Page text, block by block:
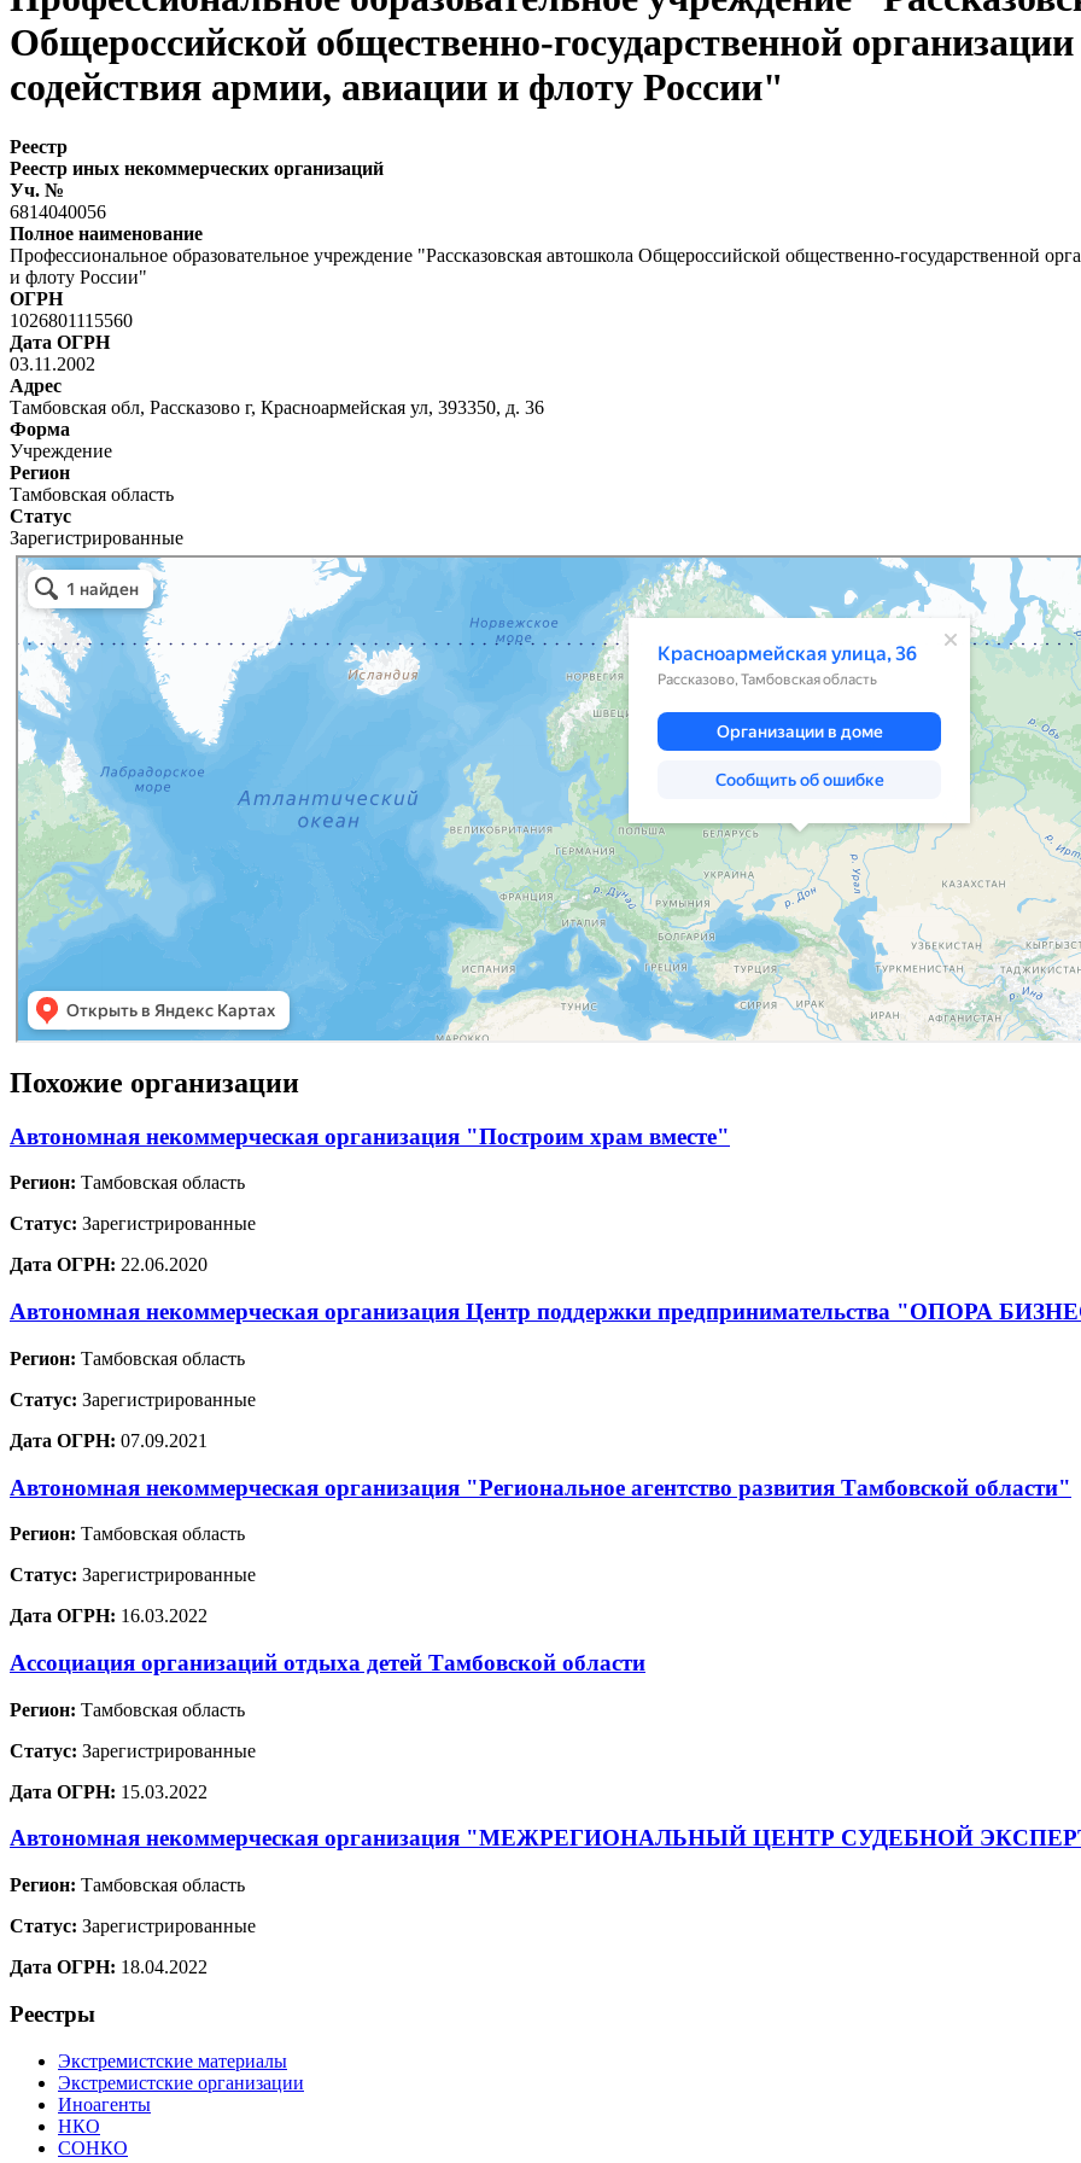
Общероссийской общественно-государственной
содействия армии, авиации и флоту России"
Реестр
Реестр иных некоммерческих организаций
Уч. №
6814040056
Полное наименование
Профессиональное образовательное учреждение "Рассказовская автошкола Общероссийской общественно-государственной
и флоту России"
ОГРН
1026801115560
Дата ОГРН
03.11.2002
Адрес
Тамбовская обл, Рассказово г, Красноармейская ул, 393350, д. 36
Форма
Учреждение
Регион
Тамбовская область
Статус
Зарегистрированные
Похожие организации
Автономная некоммерческая организация "Построим храм вместе"
Регион: Тамбовская область
Статус: Зарегистрированные
Дата ОГРН: 22.06.2020
Автономная некоммерческая организация Центр поддержки предпринимательства "ОПОРА
Регион: Тамбовская область
Статус: Зарегистрированные
Дата ОГРН: 07.09.2021
Автономная некоммерческая организация "Региональное агентство развития Тамбовской области"
Регион: Тамбовская область
Статус: Зарегистрированные
Дата ОГРН: 16.03.2022
Ассоциация организаций отдыха детей Тамбовской области
Регион: Тамбовская область
Статус: Зарегистрированные
Дата ОГРН: 15.03.2022
Автономная некоммерческая организация "МЕЖРЕГИОНАЛЬНЫЙ ЦЕНТР СУДЕБНОЙ
Регион: Тамбовская область
Статус: Зарегистрированные
Дата ОГРН: 18.04.2022
Реестры
Экстремистские материалы
Экстремистские организации
Иноагенты
НКО
СОНКО